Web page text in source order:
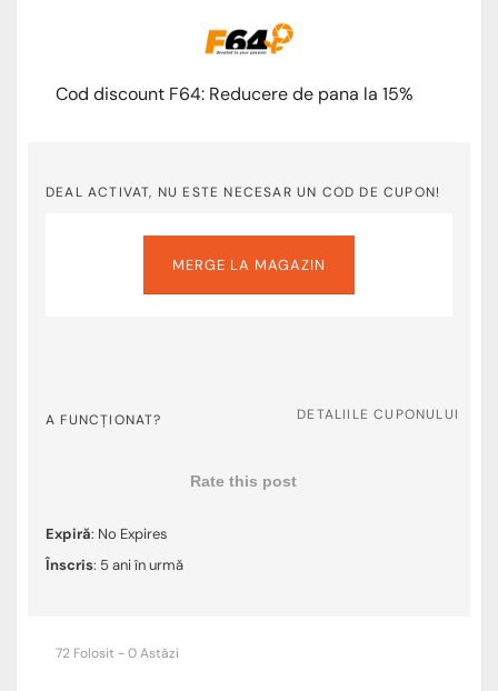
Cod discount F64: Reducere de pana la 15%
DEAL ACTIVAT, NU ESTE NECESAR UN COD DE CUPON!
MERGE LA MAGAZIN
A FUNCȚIONAT? DETALIILE CUPONULUI
Rate this post
Expiră: No Expires
Înscris: 5 ani în urmă
72 Folosit - 0 Astăzi